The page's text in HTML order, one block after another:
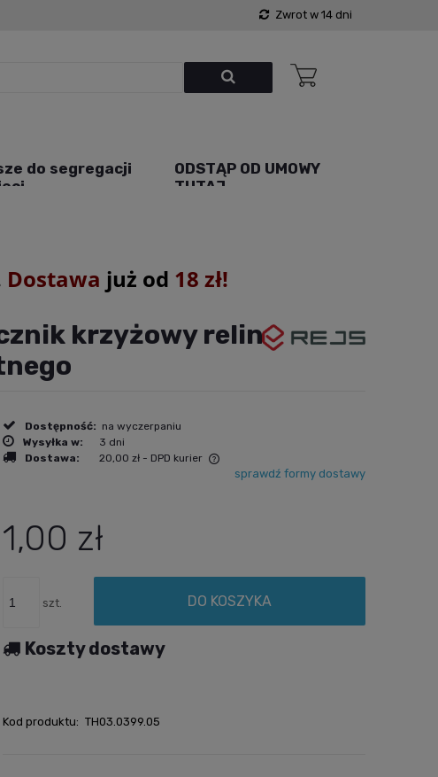
Zwrot w 14 dni
do segregacji
ODSTĄP OD UMOWY
TUTAJ
Dostawa już od 18 zł!
krzyżowy relingu
Dostępność: na wyczerpaniu
Wysyłka w:
3 dni
Dostawa:
20,00 zł - DPD kurier
sprawdź formy dostawy
1,00 zł
szt. DO KOSZYKA
Koszty dostawy
Kod produktu: TH03.0399.05